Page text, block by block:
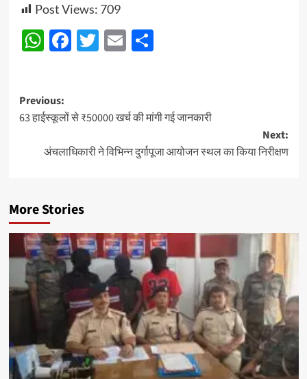
Post Views: 709
WhatsApp
Facebook
Twitter
EmailShare
Post
navigation
Previous:
63 हाईस्कूलों से ₹50000 खर्च की मांगी गई जानकारी
Next:
अंचलाधिकारी ने विभिन्न दुर्गापूजा आयोजन स्थल का किया निरीक्षण
More Stories